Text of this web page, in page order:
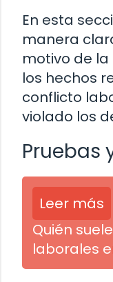
En esta
manera
motivo de
los hechos
conflicto
violado los
Pruebas
Leer más
Quién
laborales